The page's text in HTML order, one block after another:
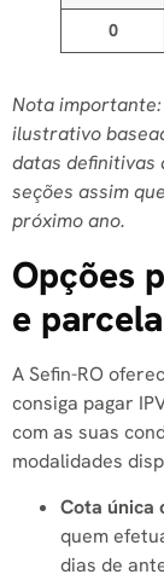
0
Nota
ilustrativo
datas definitivas
seções assim
próximo ano.
Opções
e
A Sefin-RO
consiga pagar
com as suas
modalidades
Cota única
quem
dias de